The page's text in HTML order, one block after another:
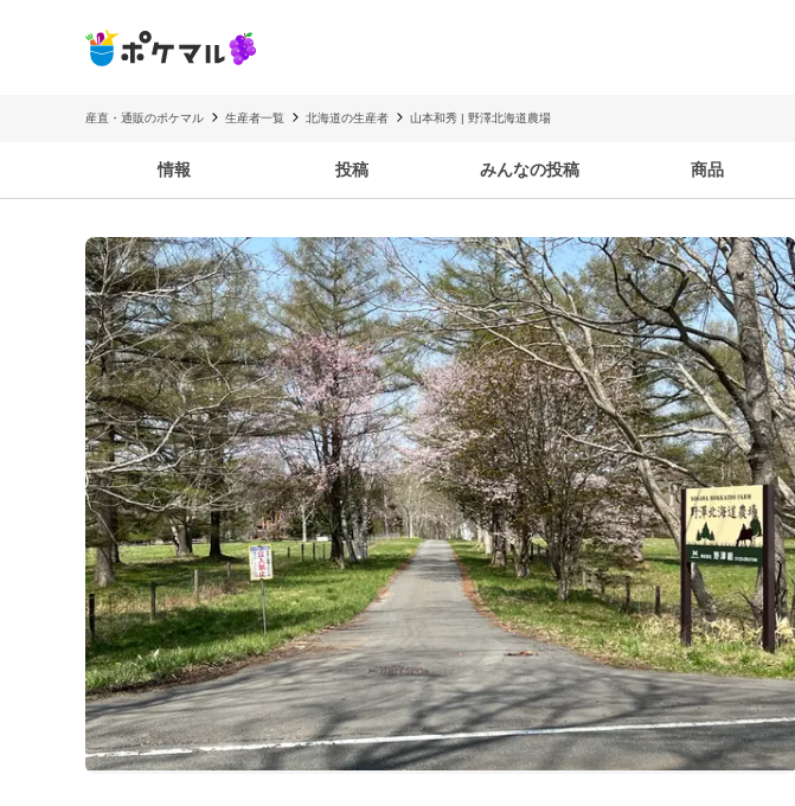
産直・通販のポケマル 生産者一覧 北海道の生産者 山本和秀 | 野澤北海道農場
情報 投稿 みんなの投稿 商品